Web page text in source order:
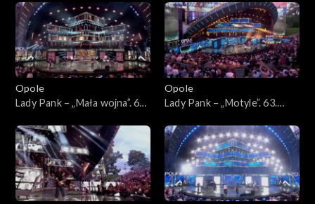
45-lecia zespołu Lady Pank zespołu Lady Pank
Opole
Lady Pank – „Mała wojna”. 63.
zespołu Lady Pank
Opole
Lady Pank – „Motyle”. 63.
zespołu Lady Pank